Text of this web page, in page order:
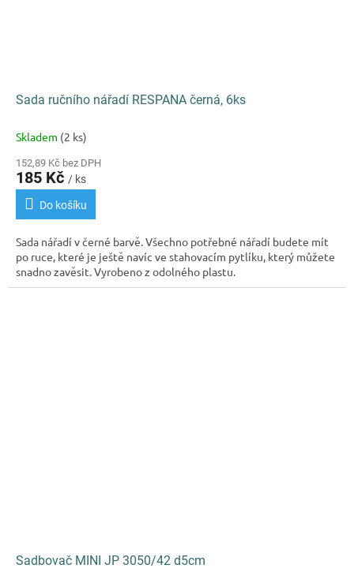
Sada ručního nářadí RESPANA černá, 6ks
Skladem (2 ks)
152,89 Kč bez DPH
185 Kč / ks
Do košíku
Sada nářadí v černé barvě. Všechno potřebné nářadí budete mít
po ruce, které je ještě navíc ve stahovacím pytlíku, který můžete
snadno zavěsit. Vyrobeno z odolného plastu.
Sadbovač MINI JP 3050/42 d5cm